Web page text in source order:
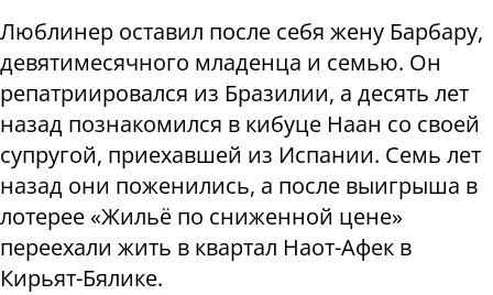
Люблинер оставил после себя жену Барбару,
девятимесячного младенца и семью. Он
репатриировался из Бразилии, а десять лет
назад познакомился в кибуце Наан со своей
супругой, приехавшей из Испании. Семь лет
назад они поженились, а после выигрыша в
лотерее «Жильё по сниженной цене»
переехали жить в квартал Наот-Афек в
Кирьят-Бялике.